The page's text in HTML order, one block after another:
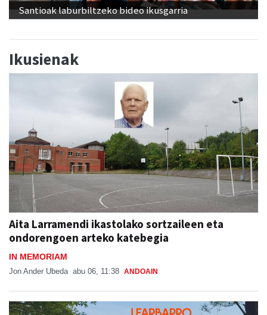
Santioak laburbiltzeko bideo ikusgarria
Ikusienak
Aita Larramendi ikastolako sortzaileen eta
ondorengoen arteko katebegia
IN MEMORIAM
Jon Ander Ubeda abu 06, 11:38 ANDOAIN